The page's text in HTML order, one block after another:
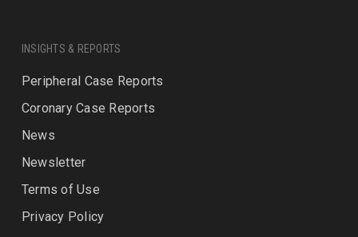
INSIGHTS & REPORTS
Peripheral Case Reports
Coronary Case Reports
News
Newsletter
Terms of Use
Privacy Policy